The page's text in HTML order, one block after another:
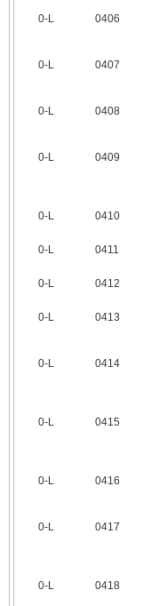
0‑L 0406
0‑L 0407
0‑L 0408
0‑L 0409
0‑L 0410
0‑L 0411
0‑L 0412
0‑L 0413
0‑L 0414
0‑L 0415
0‑L 0416
0‑L 0417
0‑L 0418